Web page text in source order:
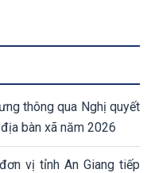
thông qua Nghị quyết
bàn xã năm 2026
vị tỉnh An Giang tiếp